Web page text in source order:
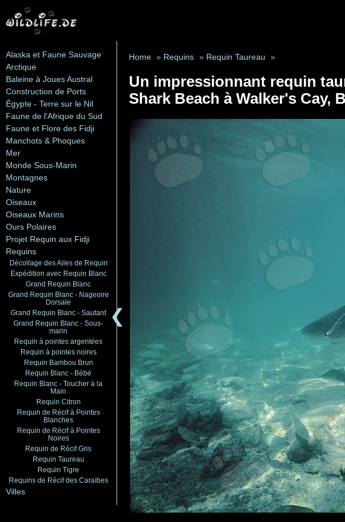
Alaska et Faune Sauvage
Arctique
Baleine à Joues Austral
Construction de Ports
Égypte - Terre sur le Nil
Faune de l'Afrique du Sud
Faune et Flore des Fidji
Manchots & Phoques
Mer
Monde Sous-Marin
Montagnes
Nature
Oiseaux
Oiseaux Marins
Ours Polaires
Projet Requin aux Fidji
Requins
Décollage des Ailes de Requin
Expédition avec Requin Blanc
Grand Requin Blanc
Grand Requin Blanc - Nageoire
Dorsale
Grand Requin Blanc - Sautant
Grand Requin Blanc - Sous-
marin
Requin à pointes argentées
Requin à pointes noires
Requin Bambou Brun
Requin Blanc - Bébé
Requin Blanc - Toucher à la
Main
Requin Citron
Requin de Récif à Pointes
Blanches
Requin de Récif à Pointes
Noires
Requin de Récif Gris
Requin Taureau
Requin Tigre
Requins de Récif des Caraïbes
Villes
Home » Requins » Requin Taureau »
Un impressionnant requin
Shark Beach à Walker's Cay,
❮